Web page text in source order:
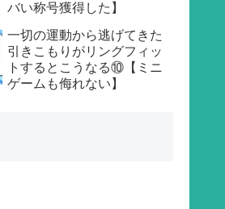
バい称号獲得した】
一切の運動から逃げてきた
引きこもりがリングフィッ
トするとこうなる⑩【ミニ
ゲームも侮れない】